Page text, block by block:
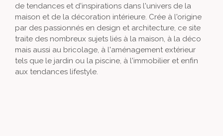
de tendances et d'inspirations dans l'univers de la
maison et de la décoration intérieure. Crée à l'origine
par des passionnés en design et architecture, ce site
traite des nombreux sujets liés à la maison, à la déco
mais aussi au bricolage, à l'aménagement extérieur
tels que le jardin ou la piscine, à l'immobilier et enfin
aux tendances lifestyle.